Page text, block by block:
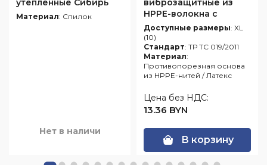
утепленные Сибирь
Материал: Спилок
Нет в наличи
виброзащитные из
HPPE-волокна с
латексным покрытием
VibroHit
Доступные размеры: XL
(10)
Стандарт: ТР ТС 019/2011
Материал:
Противопорезная основа
из HPPE-нитей / Латекс
Цена без НДС:
13.36 BYN
В корзину